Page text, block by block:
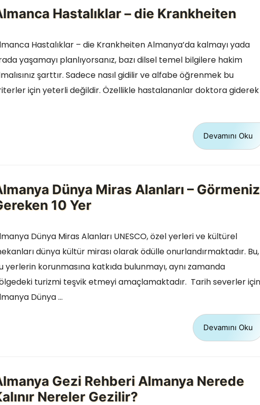
Hastalıklar – die Krankheiten
Hastalıklar – die Krankheiten Almanya’da kalmayı yada
yaşamayı planlıyorsanız, bazı dilsel temel bilgilere hakim
şarttır. Sadece nasıl gidilir ve alfabe öğrenmek bu
için yeterli değildir. Özellikle hastalananlar doktora giderek
Devamını Oku
Dünya Miras Alanları – Görmeniz
10 Yer
Dünya Miras Alanları UNESCO, özel yerleri ve kültürel
dünya kültür mirası olarak ödülle onurlandırmaktadır. Bu,
yerlerin korunmasına katkıda bulunmayı, aynı zamanda
turizmi teşvik etmeyi amaçlamaktadır. Tarih severler için
Dünya …
Devamını Oku
Gezi Rehberi Almanya Nerede
Nereler Gezilir?